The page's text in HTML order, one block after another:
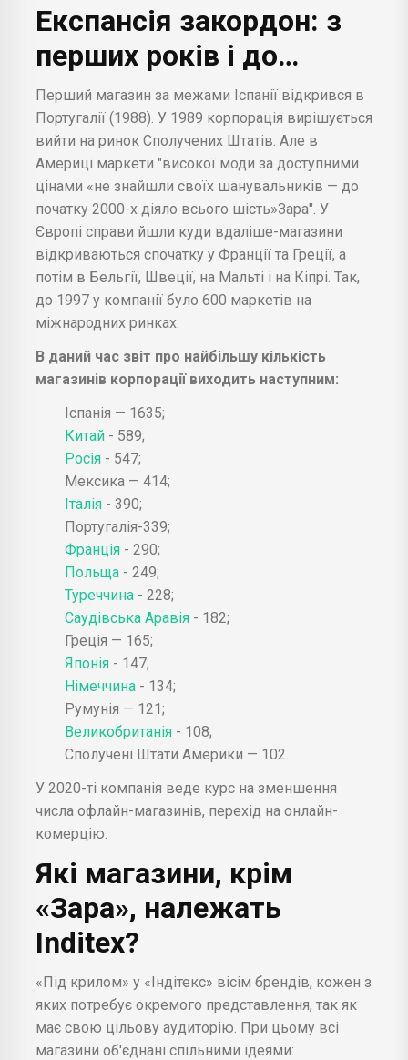
Експансія закордон: з
перших років і до…
Перший магазин за межами Іспанії відкрився в
Португалії (1988). У 1989 корпорація вирішується
вийти на ринок Сполучених Штатів. Але в
Америці маркети "високої моди за доступними
цінами «не знайшли своїх шанувальників — до
початку 2000-х діяло всього шість»Зара". У
Європі справи йшли куди вдаліше-магазини
відкриваються спочатку у Франції та Греції, а
потім в Бельгії, Швеції, на Мальті і на Кіпрі. Так,
до 1997 у компанії було 600 маркетів на
міжнародних ринках.
В даний час звіт про найбільшу кількість
магазинів корпорації виходить наступним:
Іспанія — 1635;
Китай - 589;
Росія - 547;
Мексика — 414;
Італія - 390;
Португалія-339;
Франція - 290;
Польща - 249;
Туреччина - 228;
Саудівська Аравія - 182;
Греція — 165;
Японія - 147;
Німеччина - 134;
Румунія — 121;
Великобританія - 108;
Сполучені Штати Америки — 102.
У 2020-ті компанія веде курс на зменшення
числа офлайн-магазинів, перехід на онлайн-
комерцію.
Які магазини, крім
«Зара», належать
Inditex?
«Під крилом» у «Індітекс» вісім брендів, кожен з
яких потребує окремого представлення, так як
має свою цільову аудиторію. При цьому всі
магазини об'єднані спільними ідеями: